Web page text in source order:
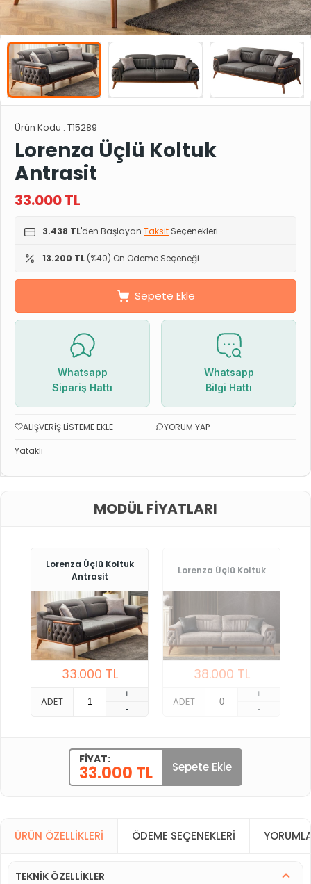
Ürün Kodu : T15289
Lorenza Üçlü Koltuk
Antrasit
33.000TL
3.438 TL'den Başlayan Taksit Seçenekleri.
13.200 TL (%40) Ön Ödeme Seçeneği.
Sepete Ekle
Whatsapp
Sipariş Hattı
Whatsapp
Bilgi Hattı
ALIŞVERIŞ LISTEME EKLE
YORUM YAP
Yataklı
MODÜL FIYATLARI
Lorenza Üçlü Koltuk
Antrasit
33.000 TL
ADET
+
-
Lorenza Üçlü Koltuk
38.000 TL
ADET
+
-
FIYAT:
33.000 TL Sepete Ekle
ÜRÜN ÖZELLIKLERI ÖDEME SEÇENEKLERI
TEKNİK ÖZELLİKLER